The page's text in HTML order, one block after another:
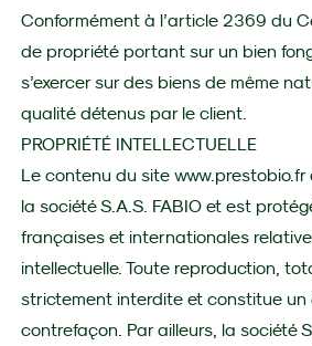
Conformément à l’article 2369 du
de propriété portant sur un bien
s’exercer sur des biens de même
qualité détenus par le client.
PROPRIÉTÉ INTELLECTUELLE
Le contenu du site www.prestobio.fr
la société S.A.S. FABIO et est
françaises et internationales
intellectuelle. Toute reproduction,
strictement interdite et constitue un
contrefaçon. Par ailleurs, la société